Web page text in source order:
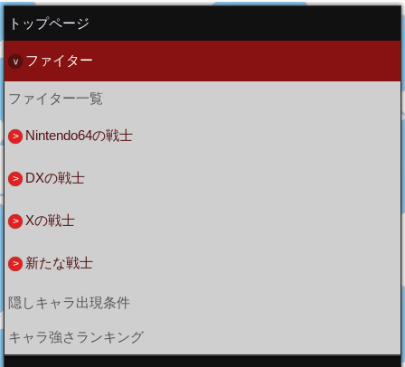
トップページ
ファイター
ファイター一覧
Nintendo64の戦士
DXの戦士
Xの戦士
新たな戦士
隠しキャラ出現条件
キャラ強さランキング